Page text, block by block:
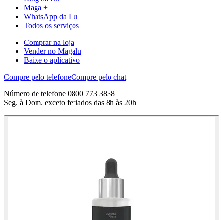
Maga +
WhatsApp da Lu
Todos os serviços
Comprar na loja
Vender no Magalu
Baixe o aplicativo
Compre pelo telefoneCompre pelo chat
Número de telefone 0800 773 3838
Seg. à Dom. exceto feriados das 8h às 20h